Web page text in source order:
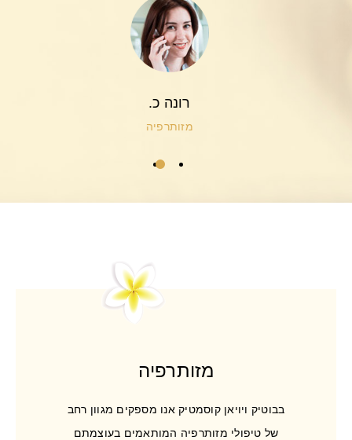
רונה כ.
מזותרפיה
מזותרפיה
בבוטיק ויויאן קוסמטיק אנו מספקים מגוון רחב
של טיפולי מזותרפיה המותאמים בעוצמתם